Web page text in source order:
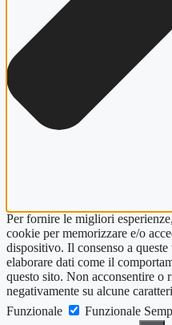
Per fornire le migliori
cookie per memorizzare e/o
dispositivo. Il consenso a
elaborare dati come il
questo sito. Non acconsentire o
negativamente su alcune
Funzionale
Funzionale